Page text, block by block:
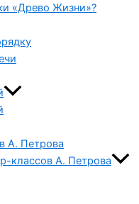
«Древо Жизни»?
А. Петрова
классов А. Петрова